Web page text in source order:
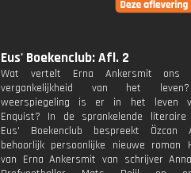
Eus' Boekenclub: Afl. 2
Wat vertelt Erna Ankersmit ons
vergankelijkheid van het
weerspiegeling is er in het leven
Enquist? In de sprankelende literaire
Eus' Boekenclub bespreekt Özcan
behoorlijk persoonlijke nieuwe roman
van Erna Ankersmit van schrijver